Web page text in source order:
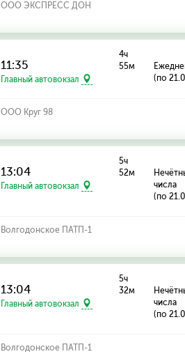
ООО ЭКСПРЕСС ДОН
11:35
Главный автовокзал
4ч
55м
(по
ООО Круг 98
13:04
Главный автовокзал
5ч
52м
числа
(по
Волгодонское ПАТП-1
13:04
Главный автовокзал
5ч
32м
числа
(по
Волгодонское ПАТП-1